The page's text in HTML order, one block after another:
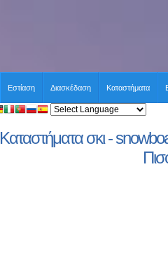
Εστίαση Διασκέδαση Καταστήματα
Καταστήματα σκι -